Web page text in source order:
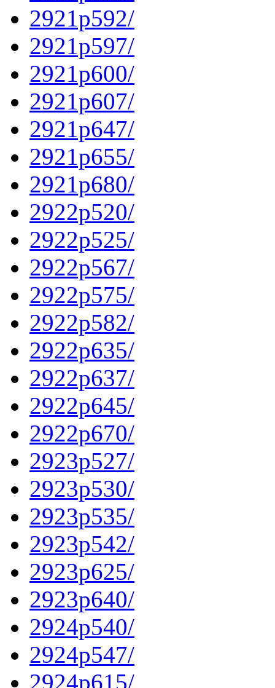
2921p592/
2921p597/
2921p600/
2921p607/
2921p647/
2921p655/
2921p680/
2922p520/
2922p525/
2922p567/
2922p575/
2922p582/
2922p635/
2922p637/
2922p645/
2922p670/
2923p527/
2923p530/
2923p535/
2923p542/
2923p625/
2923p640/
2924p540/
2924p547/
2924p615/